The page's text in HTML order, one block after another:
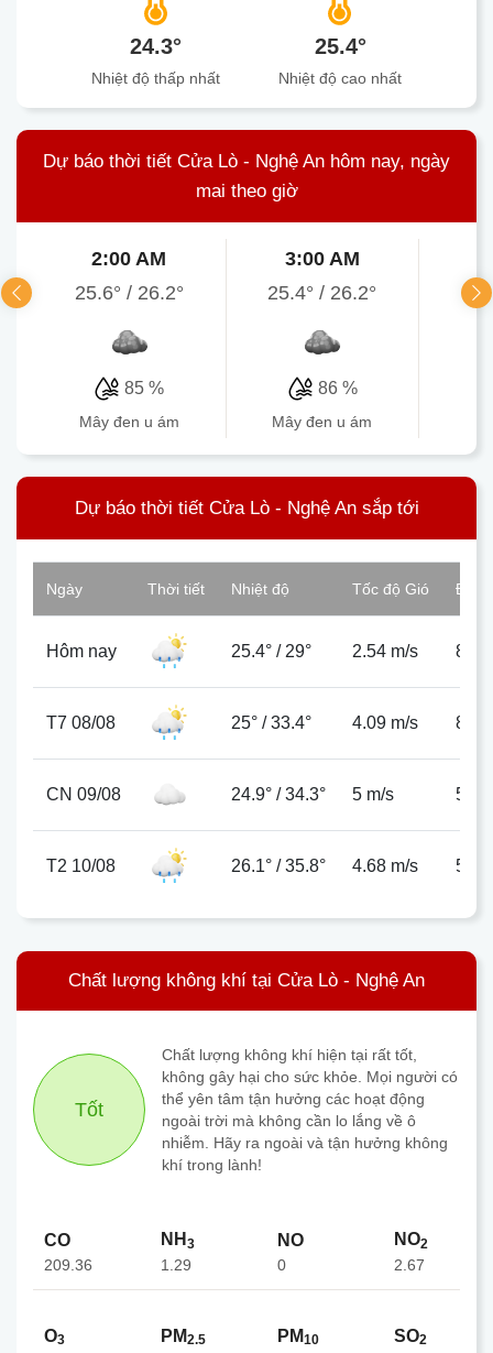
24.3°
Nhiệt độ thấp nhất
25.4°
Nhiệt độ cao nhất
Dự báo thời tiết Cửa Lò - Nghệ An hôm nay, ngày
mai theo giờ
2:00 AM
25.6° / 26.2°
85 %
mây đen u ám
3:00 AM
25.4°/ 26.2°
86 %
mây đen u ám
Dự báo thời tiết Cửa Lò - Nghệ An sắp tới
Ngày Thời tiết Nhiệt độ Tốc độ Gió Độ
Hôm nay 25.4° / 29° 2.54 m/s 85%
T7 08/08 25° /33.4° 4.09 m/s 81%
CN 09/08 24.9° /34.3° 5 m/s 57%
T2 10/08 26.1° /35.8° 4.68 m/s 51%
Chất lượng không khí tại Cửa Lò - Nghệ An
Tốt
Chất lượng không khí hiện tại rất tốt,
không gây hại cho sức khỏe. Mọi người có
thể yên tâm tận hưởng các hoạt động
ngoài trời mà không cần lo lắng về ô
nhiễm. Hãy ra ngoài và tận hưởng không
khí trong lành!
CO
209.36
NH 3
1.29
NO
0
NO2
2.67
O3 PM2.5 PM10 SO2